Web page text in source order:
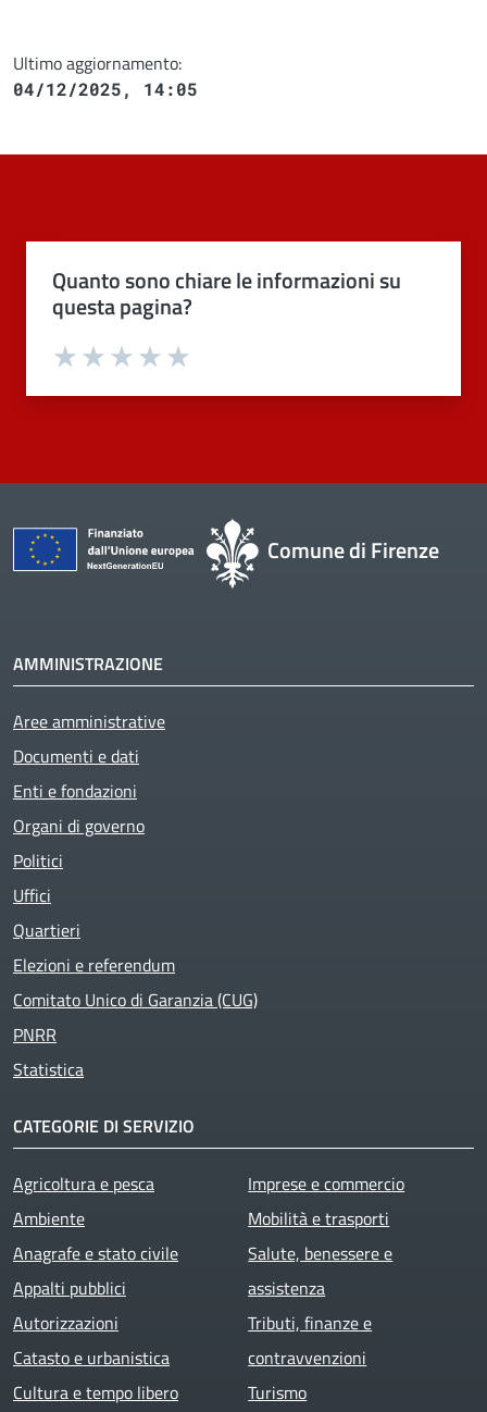
Ultimo aggiornamento:
04/12/2025, 14:05
Quanto sono chiare le informazioni su
questa pagina?
Valuta 4 stelle su 5
Valuta 3 stelle su 5
Valuta 2 stelle su 5
Valuta 1 stelle su 5
Comune di Firenze
AMMINISTRAZIONE
Aree amministrative
Documenti e dati
Enti e fondazioni
Organi di governo
Politici
Uffici
Quartieri
Elezioni e referendum
Comitato Unico di Garanzia (CUG)
PNRR
Statistica
CATEGORIE DI SERVIZIO
Agricoltura e pesca
Ambiente
Anagrafe e stato civile
Appalti pubblici
Autorizzazioni
Catasto e urbanistica
Cultura e tempo libero
Imprese e commercio
Mobilità e trasporti
Salute, benessere e
assistenza
Tributi, finanze e
contravvenzioni
Turismo